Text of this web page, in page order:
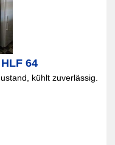
64
kühlt zuverlässig.